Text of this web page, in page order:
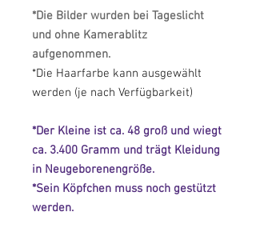
*Die Bilder wurden bei Tageslicht
und ohne Kamerablitz
aufgenommen.
*Die Haarfarbe kann ausgewählt
werden (je nach Verfügbarkeit)
*Der Kleine ist ca. 48 groß und wiegt
ca. 3.400 Gramm und trägt Kleidung
in Neugeborenengröße.
*Sein Köpfchen muss noch gestützt
werden.